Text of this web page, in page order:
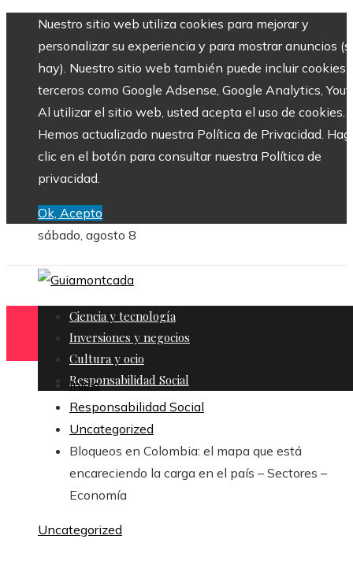
Nuestro sitio web utiliza cookies para mejorar y
personalizar su experiencia y para mostrar anuncios
hay). Nuestro sitio web también puede incluir cookies
terceros como Google Adsense, Google Analytics,
Al utilizar el sitio web, usted acepta el uso de cookies.
Hemos actualizado nuestra Política de Privacidad.
clic en el botón para consultar nuestra Política de
privacidad.
Ok, Acepto
sábado, agosto 8
Ciencia y tecnología
Inversiones y negocios
Cultura y ocio
Responsabilidad Social
Inicio
Responsabilidad Social
Uncategorized
Bloqueos en Colombia: el mapa que está
encareciendo la carga en el país – Sectores –
Economía
Uncategorized